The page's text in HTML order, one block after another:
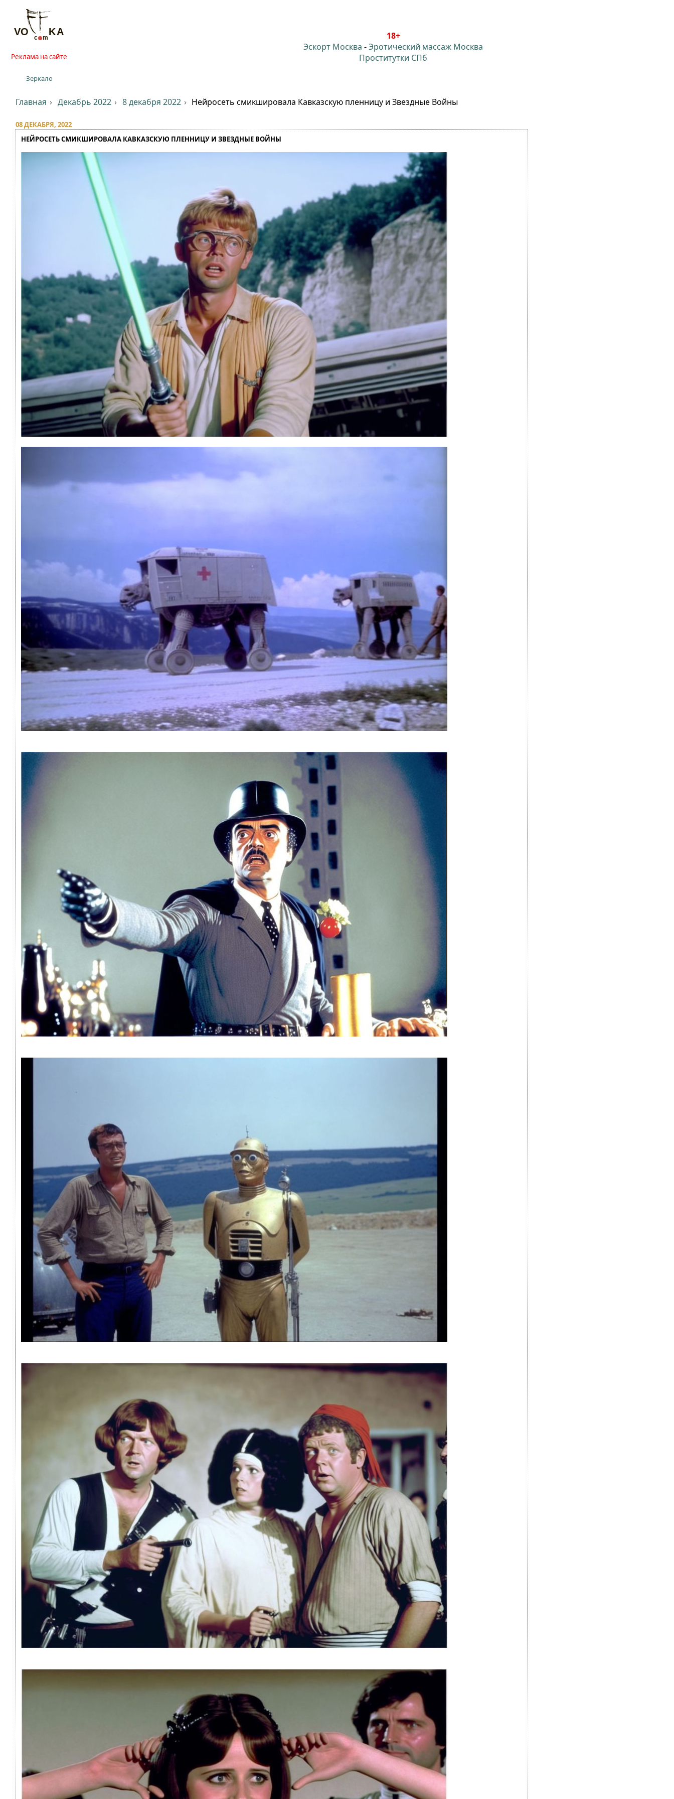
Реклама на сайте
Зеркало
18+
Эскорт Москва -Эротический массаж Москва
Проститутки СПб
Главная Декабрь 2022 8 декабря 2022 Нейросеть смикшировала Кавказскую пленницу и Звездные Войны
08 ДЕКАБРЯ, 2022
НЕЙРОСЕТЬ СМИКШИРОВАЛА КАВКАЗСКУЮ ПЛЕННИЦУ И ЗВЕЗДНЫЕ ВОЙНЫ